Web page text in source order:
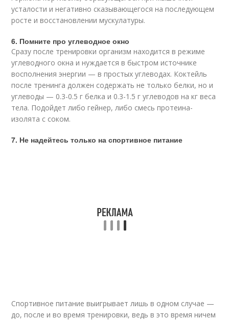
усталости и негативно сказывающегося на последующем
росте и восстановлении мускулатуры.
6. Помните про углеводное окно
Сразу после тренировки организм находится в режиме
углеводного окна и нуждается в быстром источнике
восполнения энергии — в простых углеводах. Коктейль
после тренинга должен содержать не только белки, но и
углеводы — 0.3-0.5 г белка и 0.3-1.5 г углеводов на кг веса
тела. Подойдет либо гейнер, либо смесь протеина-
изолята с соком.
7. Не надейтесь только на спортивное питание
Спортивное питание выигрывает лишь в одном случае —
до, после и во время тренировки, ведь в это время ничем